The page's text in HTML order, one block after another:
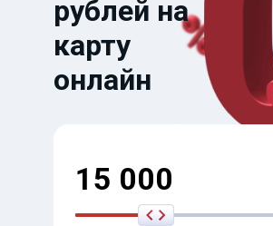
рублей на
карту
онлайн
15 000